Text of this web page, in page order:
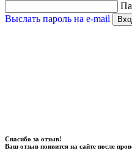
Выслать пароль на e-mail
Спасибо за отзыв!
Ваш отзыв появится на сайте после